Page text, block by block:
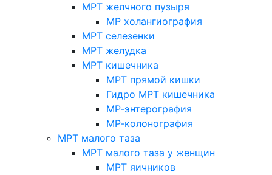
МРТ желчного пузыря
МР холангиография
МРТ селезенки
МРТ желудка
МРТ кишечника
МРТ прямой кишки
Гидро МРТ кишечника
МР-энтерография
МР-колонография
МРТ малого таза
МРТ малого таза у женщин
МРТ яичников